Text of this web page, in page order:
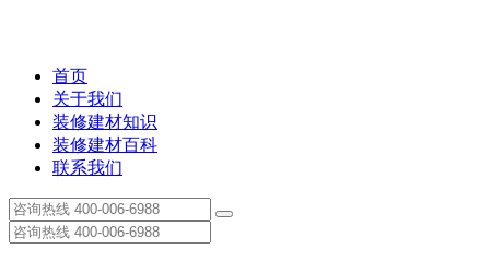
首页
关于我们
装修建材知识
装修建材百科
联系我们